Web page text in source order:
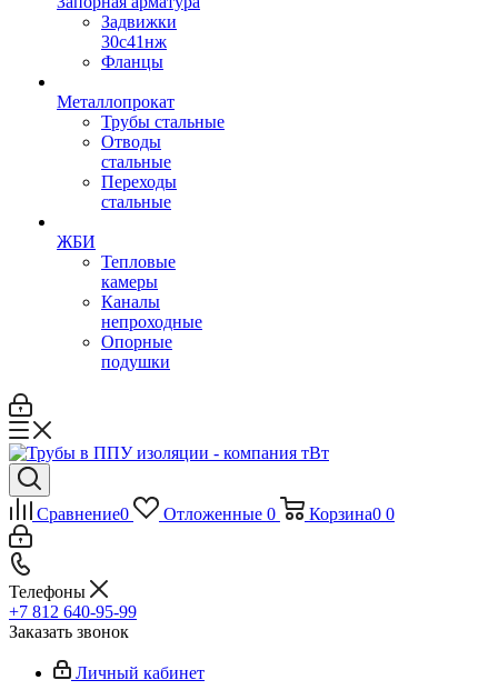
Задвижки
30с41нж
Фланцы
Металлопрокат
Трубы стальные
Отводы
стальные
Переходы
стальные
ЖБИ
Тепловые
камеры
Каналы
непроходные
Опорные
подушки
Сравнение0 Отложенные 0 Корзина0 0
Телефоны
+7 812 640-95-99
Заказать звонок
Личный кабинет